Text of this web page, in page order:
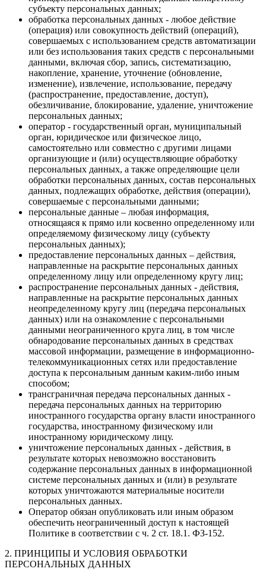
субъекту персональных данных;
обработка персональных данных - любое действие
(операция) или совокупность действий (операций),
совершаемых с использованием средств автоматизации
или без использования таких средств с персональными
данными, включая сбор, запись, систематизацию,
накопление, хранение, уточнение (обновление,
изменение), извлечение, использование, передачу
(распространение, предоставление, доступ),
обезличивание, блокирование, удаление, уничтожение
персональных данных;
оператор - государственный орган, муниципальный
орган, юридическое или физическое лицо,
самостоятельно или совместно с другими лицами
организующие и (или) осуществляющие обработку
персональных данных, а также определяющие цели
обработки персональных данных, состав персональных
данных, подлежащих обработке, действия (операции),
совершаемые с персональными данными;
персональные данные – любая информация,
относящаяся к прямо или косвенно определенному или
определяемому физическому лицу (субъекту
персональных данных);
предоставление персональных данных – действия,
направленные на раскрытие персональных данных
определенному лицу или определенному кругу лиц;
распространение персональных данных - действия,
направленные на раскрытие персональных данных
неопределенному кругу лиц (передача персональных
данных) или на ознакомление с персональными
данными неограниченного круга лиц, в том числе
обнародование персональных данных в средствах
массовой информации, размещение в информационно-
телекоммуникационных сетях или предоставление
доступа к персональным данным каким-либо иным
способом;
трансграничная передача персональных данных -
передача персональных данных на территорию
иностранного государства органу власти иностранного
государства, иностранному физическому или
иностранному юридическому лицу.
уничтожение персональных данных - действия, в
результате которых невозможно восстановить
содержание персональных данных в информационной
системе персональных данных и (или) в результате
которых уничтожаются материальные носители
персональных данных.
Оператор обязан опубликовать или иным образом
обеспечить неограниченный доступ к настоящей
Политике в соответствии с ч. 2 ст. 18.1. ФЗ-152.
2. ПРИНЦИПЫ И УСЛОВИЯ ОБРАБОТКИ
ПЕРСОНАЛЬНЫХ ДАННЫХ